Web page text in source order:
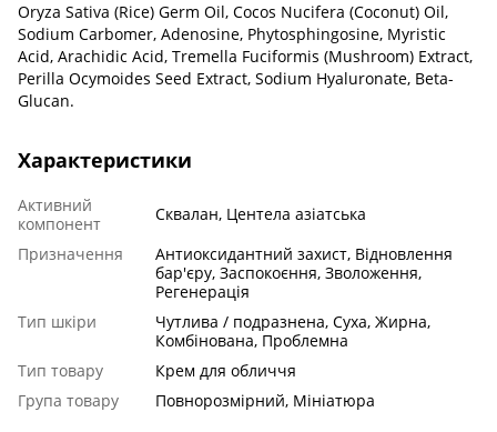
Oryza Sativa (Rice) Germ Oil, Cocos Nucifera (Coconut) Oil,
Sodium Carbomer, Adenosine, Phytosphingosine, Myristic
Acid, Arachidic Acid, Tremella Fuciformis (Mushroom) Extract,
Perilla Ocymoides Seed Extract, Sodium Hyaluronate, Beta-
Glucan.
Характеристики
Активний
компонент
Сквалан, Центела азіатська
Призначення
Антиоксидантний захист, Відновлення
бар'єру, Заспокоєння, Зволоження,
Регенерація
Тип шкіри
Чутлива / подразнена, Суха, Жирна,
Комбінована, Проблемна
Тип товару
Крем для обличчя
Група товару
Повнорозмірний, Мініатюра